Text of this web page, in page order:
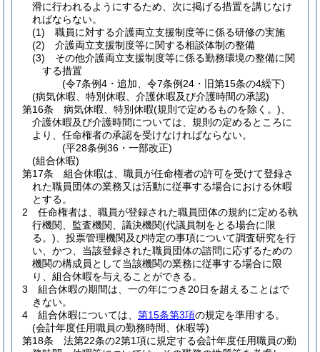
滑に行われるようにするため、次に掲げる措置を講じなけ
ればならない。
(1)
職員に対する介護両立支援制度等に係る研修の実施
(2)
介護両立支援制度等に関する相談体制の整備
(3)
その他介護両立支援制度等に係る勤務環境の整備に関
する措置
(令7条例4・追加、令7条例24・旧第15条の4繰下)
(病気休暇、特別休暇、介護休暇及び介護時間の承認)
第16条
病気休暇、特別休暇(規則で定めるものを除く。)
介護休暇及び介護時間については、規則の定めるところに
より、任命権者の承認を受けなければならない。
(平28条例36・一部改正)
(組合休暇)
第17条
組合休暇は、職員が任命権者の許可を受けて登録さ
れた職員団体の業務又は活動に従事する場合における休暇
とする。
2
任命権者は、職員が登録された職員団体の規約に定める執
行機関、監査機関、議決機関(代議員制をとる場合に限
る。) 、投票管理機関及び特定の事項について調査研究を行
い、かつ、当該登録された職員団体の諮問に応ずるための
機関の構成員として当該機関の業務に従事する場合に限
り、組合休暇を与えることができる。
3
組合休暇の期間は、一の年につき20日を超えることはで
きない。
4
組合休暇については、 第15条第3項の規定を準用する。
(会計年度任用職員の勤務時間、休暇等)
第18条
法第22条の2第1項に規定する会計年度任用職員の勤